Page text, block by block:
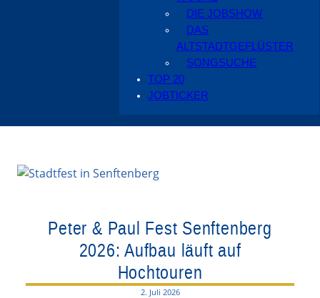
DIE JOBSHOW
DAS
ALTSTADTGEFLÜSTER
SONGSUCHE
TOP 20
JOBTICKER
Peter & Paul Fest Senftenberg
2026: Aufbau läuft auf
Hochtouren
2. Juli 2026